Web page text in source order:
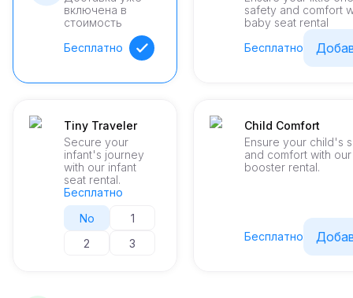
включена в
стоимость
Бесплатно
safety and comfort
baby seat rental
Бесплатно
Tiny Traveler
Secure your
infant's journey
with our infant
seat rental.
Бесплатно
No
1
2
3
Child Comfort
Ensure your child's
and comfort with
booster rental.
Бесплатно